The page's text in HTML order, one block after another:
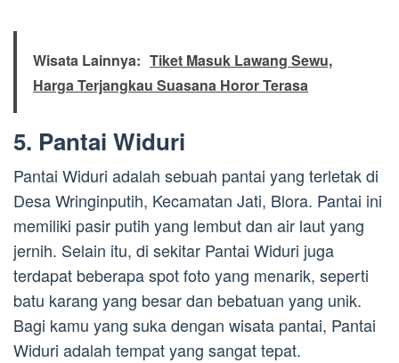
Wisata Lainnya: Tiket Masuk Lawang Sewu,
Harga Terjangkau Suasana Horor Terasa
5. Pantai Widuri
Pantai Widuri adalah sebuah pantai yang terletak di
Desa Wringinputih, Kecamatan Jati, Blora. Pantai ini
memiliki pasir putih yang lembut dan air laut yang
jernih. Selain itu, di sekitar Pantai Widuri juga
terdapat beberapa spot foto yang menarik, seperti
batu karang yang besar dan bebatuan yang unik.
Bagi kamu yang suka dengan wisata pantai, Pantai
Widuri adalah tempat yang sangat tepat.